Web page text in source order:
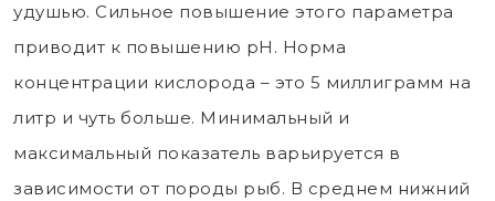
удушью. Сильное повышение этого параметра
приводит к повышению pH. Норма
концентрации кислорода – это 5 миллиграмм на
литр и чуть больше. Минимальный и
максимальный показатель варьируется в
зависимости от породы рыб. В среднем нижний